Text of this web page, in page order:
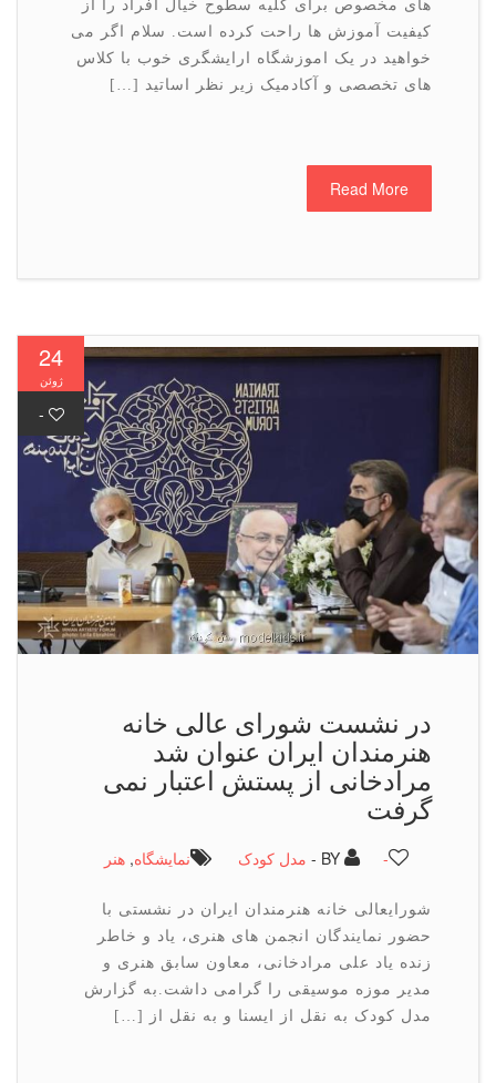
های مخصوص برای کلیه سطوح خیال افراد را از
کیفیت آموزش ها راحت کرده است. سلام اگر می
خواهید در یک اموزشگاه ارایشگری خوب با کلاس
های تخصصی و آکادمیک زیر نظر اساتید […]
Read More
24
ژوئن
-
در نشست شورای عالی خانه
هنرمندان ایران عنوان شد
مرادخانی از پستش اعتبار نمی
گرفت
BY - مدل کودک نمایشگاه,هنر
شورایعالی خانه هنرمندان ایران در نشستی با
حضور نمایندگان انجمن های هنری، یاد و خاطر
زنده یاد علی مرادخانی، معاون سابق هنری و
مدیر موزه موسیقی را گرامی داشت.به گزارش
مدل کودک به نقل از ایسنا و به نقل از […]